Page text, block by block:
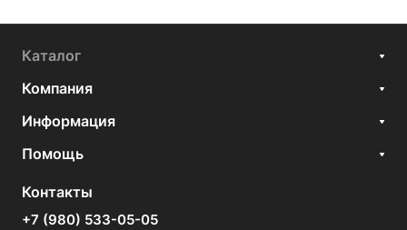
Каталог
Компания
Информация
Помощь
Контакты
+7 (980) 533-05-05